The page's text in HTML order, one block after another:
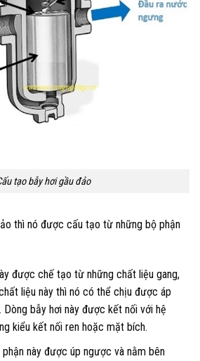
tạo bẫy hơi gầu đảo
thì nó được cấu tạo từ những bộ phận
được chế tạo từ những chất liệu gang,
liệu này thì nó có thể chịu được áp
Dòng bẫy hơi này được kết nối với hệ
kiểu kết nối ren hoặc mặt bích.
phận này được úp ngược và nằm bên